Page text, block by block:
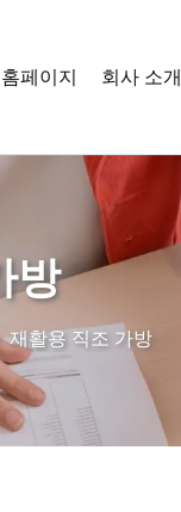
홈페이지 회사 소개
방
재활용 직조 가방